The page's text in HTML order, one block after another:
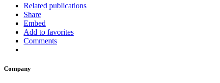
Related publications
Share
Embed
Add to favorites
Comments
Company